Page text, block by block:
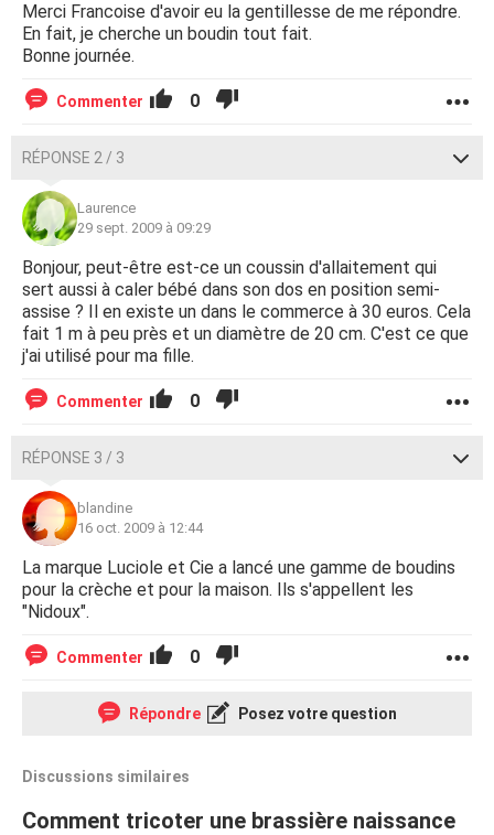
Merci Francoise d'avoir eu la gentillesse de me répondre.
En fait, je cherche un boudin tout fait.
Bonne journée.
Commenter 0
RÉPONSE 2 / 3
Laurence
29 sept. 2009 à 09:29
Bonjour, peut-être est-ce un coussin d'allaitement qui
sert aussi à caler bébé dans son dos en position semi-
assise ? Il en existe un dans le commerce à 30 euros. Cela
fait 1 m à peu près et un diamètre de 20 cm. C'est ce que
j'ai utilisé pour ma fille.
Commenter 0
RÉPONSE 3 / 3
blandine
16 oct. 2009 à 12:44
La marque Luciole et Cie a lancé une gamme de boudins
pour la crèche et pour la maison. Ils s'appellent les
"Nidoux".
Commenter 0
Répondre Posez votre question
Discussions similaires
Comment tricoter une brassière naissance